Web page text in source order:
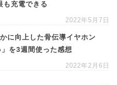
充電できる
2022年5月7日
に向上した骨伝導イヤホン
を3週間使った感想
2022年2月6日